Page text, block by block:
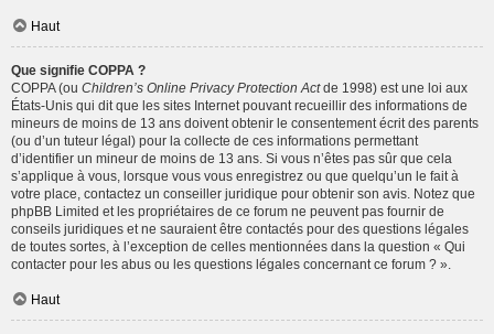
Haut
Que signifie COPPA ?
COPPA (ou Children’s Online Privacy Protection Actde 1998) est une loi aux
États-Unis qui dit que les sites Internet pouvant recueillir des informations de
mineurs de moins de 13 ans doivent obtenir le consentement écrit des parents
(ou d’un tuteur légal) pour la collecte de ces informations permettant
d’identifier un mineur de moins de 13 ans. Si vous n’êtes pas sûr que cela
s’applique à vous, lorsque vous vous enregistrez ou que quelqu’un le fait à
votre place, contactez un conseiller juridique pour obtenir son avis. Notez que
phpBB Limited et les propriétaires de ce forum ne peuvent pas fournir de
conseils juridiques et ne sauraient être contactés pour des questions légales
de toutes sortes, à l’exception de celles mentionnées dans la question « Qui
contacter pour les abus ou les questions légales concernant ce forum ? ».
Haut